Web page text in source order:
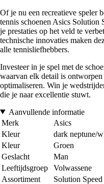
Of je nu een recreatieve speler
tennis schoenen Asics Solution
je prestaties op het veld te
technische innovaties maken
alle tennisliefhebbers.
Investeer in je spel met de
waarvan elk detail is
optimaliseren. Win je
die je naar excellentie stuwt.
Aanvullende informatie
Merk
Asics
Kleur
dark neptune/
Kleur
Groen
Geslacht
Man
Leeftijdsgroep
Volwassene
Assortiment
Solution Speed